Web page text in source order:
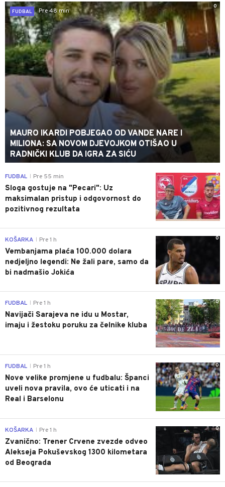
0
FUDBAL
Pre 48 min
MAURO IKARDI POBJEGAO OD VANDE NARE I
MILIONA: SA NOVOM DJEVOJKOM OTIŠAO U
RADNIČKI KLUB DA IGRA ZA SIĆU
0
FUDBAL Pre 55 min
Sloga gostuje na "Pecari": Uz
maksimalan pristup i odgovornost do
pozitivnog rezultata
0
KOŠARKA Pre 1 h
Vembanjama plaća 100.000 dolara
nedjeljno legendi: Ne žali pare, samo da
bi nadmašio Jokića
0
FUDBAL Pre 1 h
Navijači Sarajeva ne idu u Mostar,
imaju i žestoku poruku za čelnike kluba
0
FUDBAL Pre 1 h
Nove velike promjene u fudbalu: Španci
uveli nova pravila, ovo će uticati i na
Real i Barselonu
0
KOŠARKA Pre 1 h
Zvanično: Trener Crvene zvezde odveo
Alekseja Pokuševskog 1300 kilometara
od Beograda